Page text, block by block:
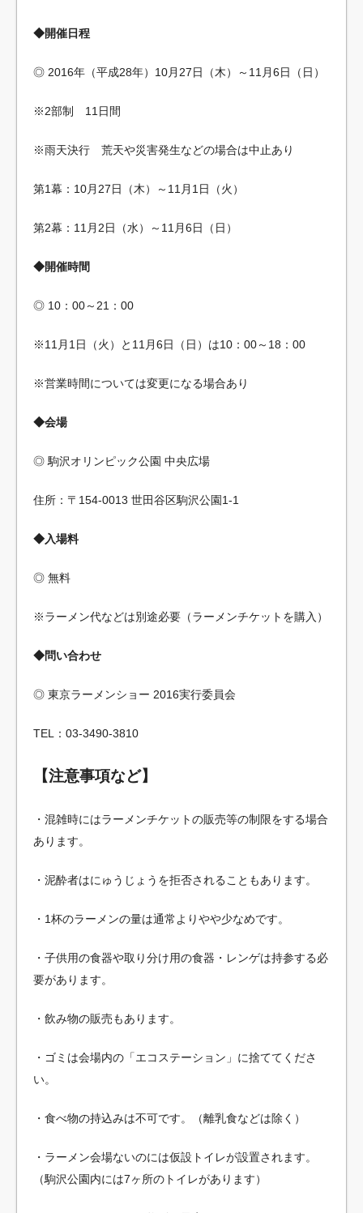
◆開催日程
◎ 2016年（平成28年）10月27日（木）～11月6日（日）
※2部制 11日間
※雨天決行 荒天や災害発生などの場合は中止あり
第1幕：10月27日（木）～11月1日（火）
第2幕：11月2日（水）～11月6日（日）
◆開催時間
◎ 10：00～21：00
※11月1日（火）と11月6日（日）は10：00～18：00
※営業時間については変更になる場合あり
◆会場
◎ 駒沢オリンピック公園 中央広場
住所：〒154-0013 世田谷区駒沢公園1-1
◆入場料
◎ 無料
※ラーメン代などは別途必要（ラーメンチケットを購入）
◆問い合わせ
◎ 東京ラーメンショー 2016実行委員会
TEL：03-3490-3810
【注意事項など】
・混雑時にはラーメンチケットの販売等の制限をする場合
あります。
・泥酔者はにゅうじょうを拒否されることもあります。
・1杯のラーメンの量は通常よりやや少なめです。
・子供用の食器や取り分け用の食器・レンゲは持参する必
要があります。
・飲み物の販売もあります。
・ゴミは会場内の「エコステーション」に捨ててくださ
い。
・食べ物の持込みは不可です。（離乳食などは除く）
・ラーメン会場ないのには仮設トイレが設置されます。
（駒沢公園内には7ヶ所のトイレがあります）